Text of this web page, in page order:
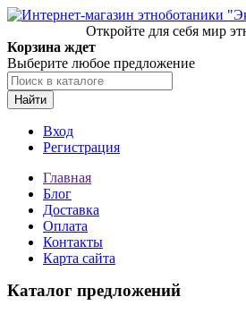
Откройте для себя мир
Корзина ждет
Выберите любое предложение
Найти
Вход
Регистрация
Главная
Блог
Доставка
Оплата
Контакты
Карта сайта
Каталог предложений